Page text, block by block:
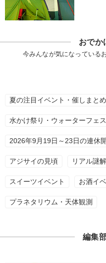
おでか
今みんなが気になっている
夏の注目イベント・催しまとめ
水かけ祭り・ウォーターフェス
2026年9月19日～23日の連休
アジサイの見頃 リアル謎
スイーツイベント お酒イ
プラネタリウム・天体観測
編集